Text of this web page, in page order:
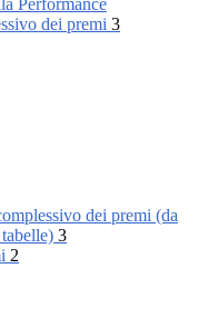
Performance
dei premi 3
dei premi (da
3
2